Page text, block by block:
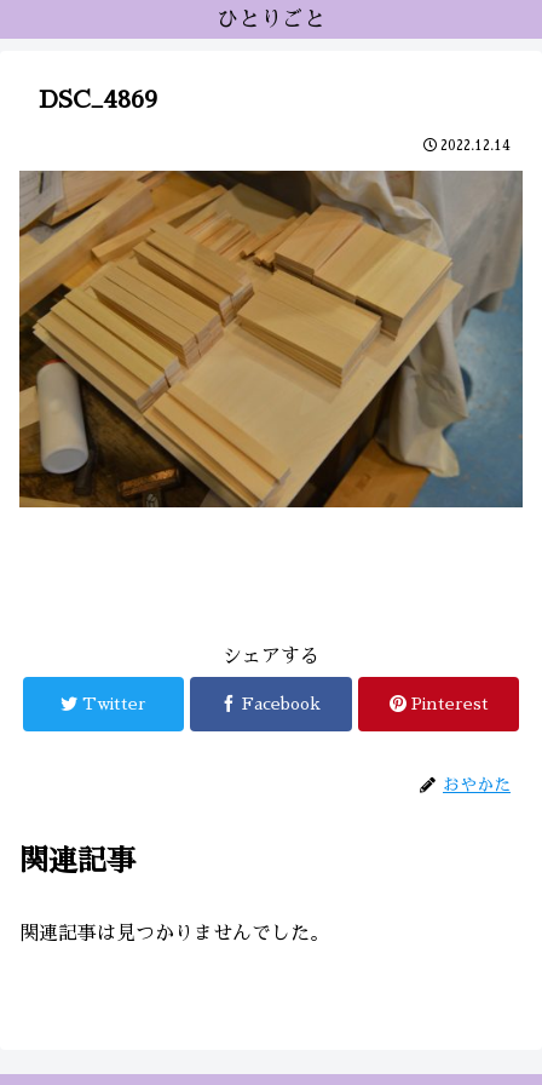
ひとりごと
DSC_4869
2022.12.14
シェアする
Twitter Facebook Pinterest
おやかた
関連記事
関連記事は見つかりませんでした。